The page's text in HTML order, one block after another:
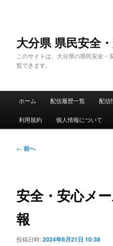
大分県 県民安全
このサイトは、大分県の県民安全
覧できます。
メ
ホーム 配信履歴一覧 配信
利用規約 個人情報について
投
ゲ
ー
ョ
ン
← 前へ
安全・安心メ
報
投稿日時:2024年6月21日 10:38